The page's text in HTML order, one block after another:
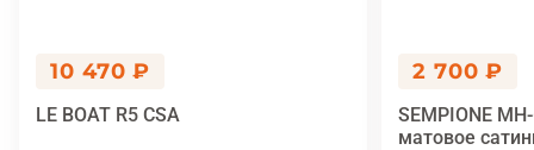
10 470 ₽
LE BOAT R5 CSA
2 700 ₽
SEMPIONE
матовое